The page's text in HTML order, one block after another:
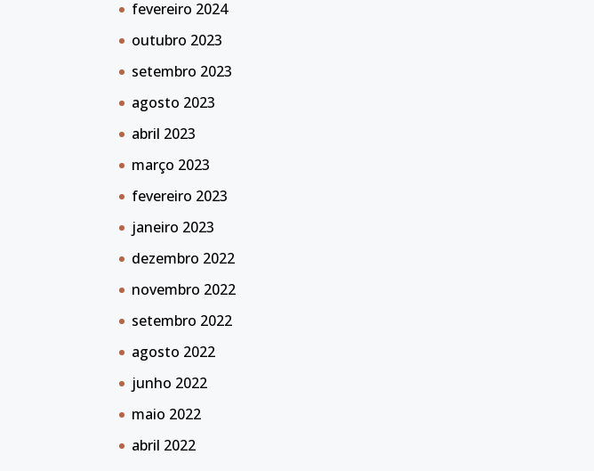
fevereiro 2024
outubro 2023
setembro 2023
agosto 2023
abril 2023
março 2023
fevereiro 2023
janeiro 2023
dezembro 2022
novembro 2022
setembro 2022
agosto 2022
junho 2022
maio 2022
abril 2022